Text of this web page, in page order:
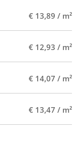
€ 13,89 / m²
€ 12,93 / m²
€ 14,07 / m²
€ 13,47 / m²